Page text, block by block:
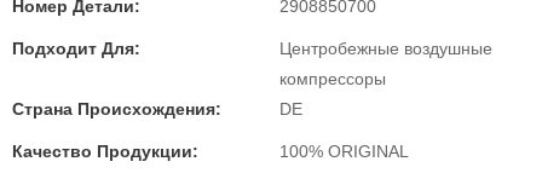
Номер Детали: 2908850700
Подходит Для:
Центробежные воздушные
компрессоры
Страна Происхождения:
DE
Качество Продукции: 100% ORIGINAL